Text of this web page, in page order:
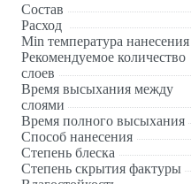
Состав
Расход
Min температура нанесения
Рекомендуемое количество
слоев
Время высыхания между
слоями
Время полного высыхания
Способ нанесения
Степень блеска
Степень скрытия фактуры